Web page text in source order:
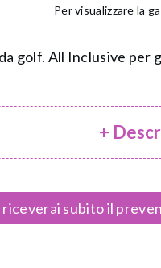
Per visualizzare la
golf. All Inclusive
+
riceverai subito il